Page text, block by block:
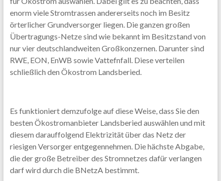
enorm viele Stromtrassen andererseits noch im Besitz
örterlicher Grundversorger liegen. Die ganzen großen
Übertragungs-Netze sind wie bekannt im Besitzstand von
nur vier deutschlandweiten Großkonzernen. Darunter sind
RWE, EON, EnWB sowie Vattefnfall. Diese verteilen
schließlich den Ökostrom Landsberied.
Es funktioniert demzufolge auf diese Weise, dass Sie den
besten Ökostromanbieter Landsberied auswählen und mit
diesem darauffolgend Elektrizität über das Netz der
riesigen Versorger entgegennehmen. Die hächste Abgabe,
die der große Betreiber des Stromnetzes dafür verlangen
darf wird durch die BNetzA bestimmt.